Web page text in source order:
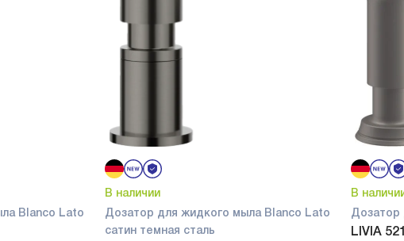
Blanco Lato
В наличии
Дозатор для жидкого мыла Blanco Lato
сатин темная сталь
В
Дозатор
LIVIA